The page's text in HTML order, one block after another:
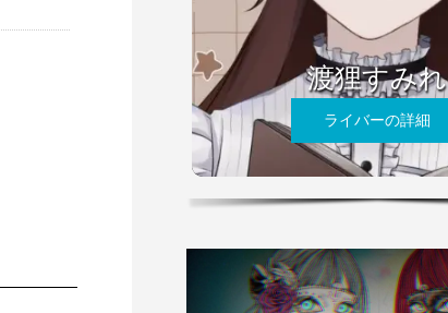
渡狸すみれ
ライバーの詳細